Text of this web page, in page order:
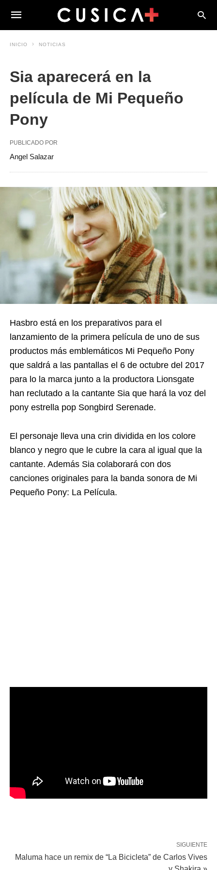
INICIO NOTICIAS
Sia aparecerá en la
película de Mi Pequeño
Pony
PUBLICADO POR
Angel Salazar
Hasbro está en los preparativos para el
lanzamiento de la primera película de uno de sus
productos más emblemáticos Mi Pequeño Pony
que saldrá a las pantallas el 6 de octubre del 2017
para lo la marca junto a la productora Lionsgate
han reclutado a la cantante Sia que hará la voz del
pony estrella pop Songbird Serenade.
El personaje lleva una crin dividida en los colore
blanco y negro que le cubre la cara al igual que la
cantante. Además Sia colaborará con dos
canciones originales para la banda sonora de Mi
Pequeño Pony: La Película.
SIGUIENTE
Maluma hace un remix de “La Bicicleta” de Carlos Vives